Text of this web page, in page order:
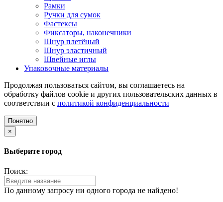
Рамки
Ручки для сумок
Фастексы
Фиксаторы, наконечники
Шнур плетёный
Шнур эластичный
Швейные иглы
Упаковочные материалы
Продолжая пользоваться сайтом, вы соглашаетесь на
обработку файлов cookie и других пользовательских данных в
соответствии с политикой конфиденциальности
Понятно
×
Выберите город
Поиск:
По данному запросу ни одного города не найдено!